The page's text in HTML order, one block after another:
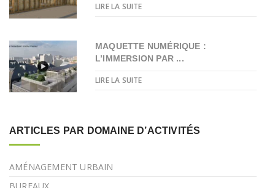
LIRE LA SUITE
MAQUETTE NUMÉRIQUE :
L’IMMERSION PAR ...
LIRE LA SUITE
ARTICLES PAR DOMAINE D’ACTIVITÉS
AMÉNAGEMENT URBAIN